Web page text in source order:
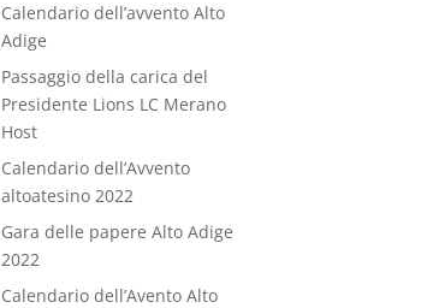
Calendario dell’avvento Alto
Adige
Passaggio della carica del
Presidente Lions LC Merano
Host
Calendario dell’Avvento
altoatesino 2022
Gara delle papere Alto Adige
2022
Calendario dell’Avento Alto